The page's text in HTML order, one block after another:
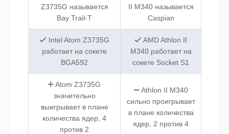
Z3735G называется
Bay Trail-T
II M340 называется
Caspian
Intel Atom Z3735G
работает на сокете
BGA592
AMD Athlon II
M340 работает на
сокете Socket S1
Atom Z3735G
значительно
выигрывает в плане
количества ядер, 4
против 2
Athlon II M340
сильно проигрывает
в плане количества
ядер, 2 против 4